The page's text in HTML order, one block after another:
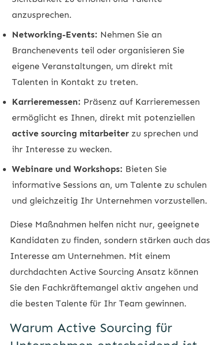
anzusprechen.
Networking-Events: Nehmen Sie an
Branchenevents teil oder organisieren Sie
eigene Veranstaltungen, um direkt mit
Talenten in Kontakt zu treten.
Karrieremessen: Präsenz auf Karrieremessen
ermöglicht es Ihnen, direkt mit potenziellen
active sourcing mitarbeiter zu sprechen und
ihr Interesse zu wecken.
Webinare und Workshops: Bieten Sie
informative Sessions an, um Talente zu schulen
und gleichzeitig Ihr Unternehmen vorzustellen.
Diese Maßnahmen helfen nicht nur, geeignete
Kandidaten zu finden, sondern stärken auch das
Interesse am Unternehmen. Mit einem
durchdachten Active Sourcing Ansatz können
Sie den Fachkräftemangel aktiv angehen und
die besten Talente für Ihr Team gewinnen.
Warum Active Sourcing für